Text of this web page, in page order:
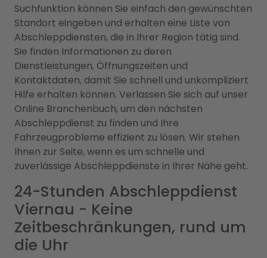
Suchfunktion können Sie einfach den gewünschten
Standort eingeben und erhalten eine Liste von
Abschleppdiensten, die in Ihrer Region tätig sind.
Sie finden Informationen zu deren
Dienstleistungen, Öffnungszeiten und
Kontaktdaten, damit Sie schnell und unkompliziert
Hilfe erhalten können. Verlassen Sie sich auf unser
Online Branchenbuch, um den nächsten
Abschleppdienst zu finden und Ihre
Fahrzeugprobleme effizient zu lösen. Wir stehen
Ihnen zur Seite, wenn es um schnelle und
zuverlässige Abschleppdienste in Ihrer Nähe geht.
24-Stunden Abschleppdienst
Viernau - Keine
Zeitbeschränkungen, rund um
die Uhr